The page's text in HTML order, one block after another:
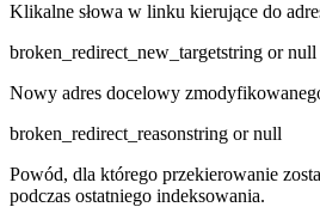
Klikalne słowa w linku kierujące do
broken_redirect_new_targetstring or null
Nowy adres docelowy
broken_redirect_reasonstring or null
Powód, dla którego przekierowanie
podczas ostatniego indeksowania.